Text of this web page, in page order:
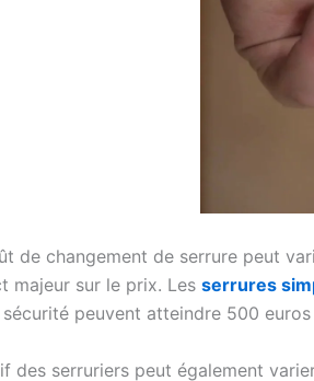
de changement de serrure peut
majeur sur le prix. Les serrures
sécurité peuvent atteindre 500 euros
des serruriers peut également